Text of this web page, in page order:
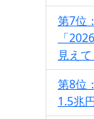
第7位
「
見えて
第8位
1.5兆